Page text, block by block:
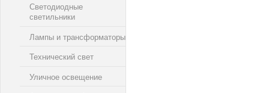
Светодиодные
светильники
Лампы и трансформаторы
Технический свет
Уличное освещение